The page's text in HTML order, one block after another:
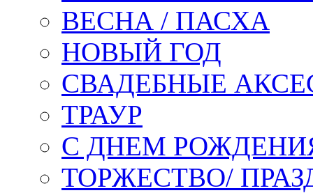
ВЕСНА / ПАСХА
НОВЫЙ ГОД
СВАДЕБНЫЕ
ТРАУР
С ДНЕМ
ТОРЖЕСТВО/